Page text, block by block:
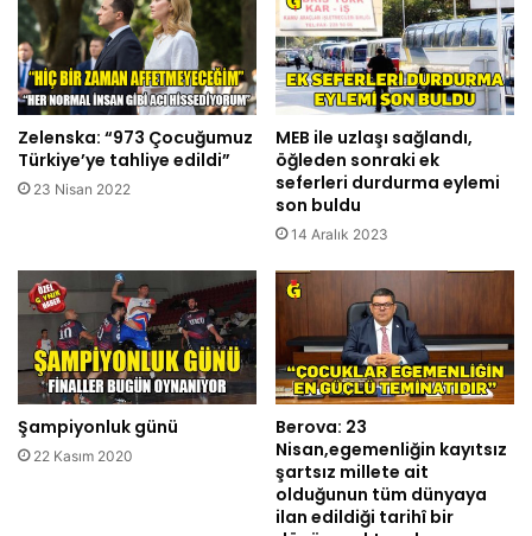
Zelenska: “973 Çocuğumuz
Türkiye’ye tahliye edildi”
23 Nisan 2022
MEB ile uzlaşı sağlandı,
öğleden sonraki ek
seferleri durdurma eylemi
son buldu
14 Aralık 2023
Şampiyonluk günü
22 Kasım 2020
Berova: 23
Nisan,egemenliğin kayıtsız
şartsız millete ait
olduğunun tüm dünyaya
ilan edildiği tarihî bir